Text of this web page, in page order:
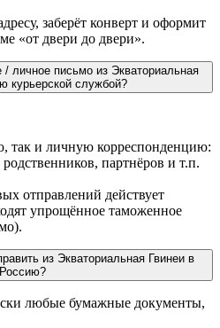
заберёт конверт и оформит
«от двери до двери».
личное письмо из Экваториальная
курьерской службой?
так и личную корреспонденцию:
партнёров и т.п.
отправлений действует
упрощённое таможенное
из Экваториальная Гвинеи в
Россию?
любые бумажные документы,